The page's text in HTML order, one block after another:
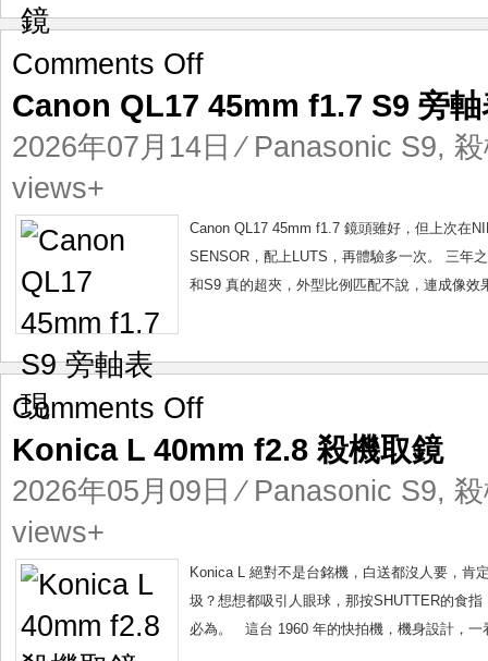
Comments Offon
QL17
f1.7
軸
Canon QL17 45mm f1.7 S9 旁軸
2026年07月14日 ⁄ Panasonic S9,
views+
Canon QL17 45mm f1.7 鏡頭雖好，但上次在
SENSOR，配上LUTS，再體驗多一次。 三年
和S9 真的超夾，外型比例匹配不說，連成像
Comments Offon
L
f2.8
取
Konica L 40mm f2.8 殺機取鏡
2026年05月09日 ⁄ Panasonic S9,
views+
Konica L 絕對不是台銘機，白送都沒人要，肯
圾？想想都吸引人眼球，那按SHUTTER的食
必為。 這台 1960 年的快拍機，機身設計，